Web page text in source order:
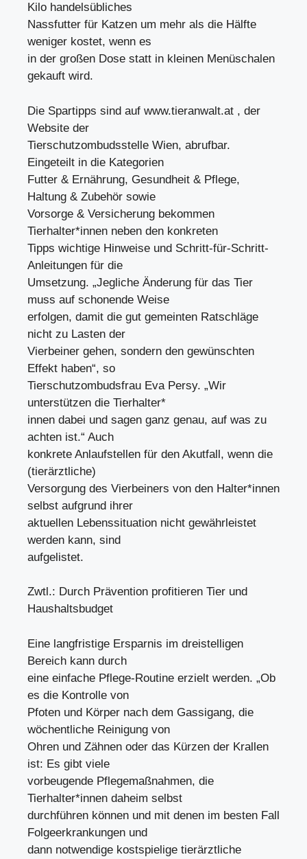
Kilo handelsübliches
Nassfutter für Katzen um mehr als die Hälfte
weniger kostet, wenn es
in der großen Dose statt in kleinen Menüschalen
gekauft wird.
Die Spartipps sind auf www.tieranwalt.at , der
Website der
Tierschutzombudsstelle Wien, abrufbar.
Eingeteilt in die Kategorien
Futter & Ernährung, Gesundheit & Pflege,
Haltung & Zubehör sowie
Vorsorge & Versicherung bekommen
Tierhalter*innen neben den konkreten
Tipps wichtige Hinweise und Schritt-für-Schritt-
Anleitungen für die
Umsetzung. „Jegliche Änderung für das Tier
muss auf schonende Weise
erfolgen, damit die gut gemeinten Ratschläge
nicht zu Lasten der
Vierbeiner gehen, sondern den gewünschten
Effekt haben“, so
Tierschutzombudsfrau Eva Persy. „Wir
unterstützen die Tierhalter*
innen dabei und sagen ganz genau, auf was zu
achten ist.“ Auch
konkrete Anlaufstellen für den Akutfall, wenn die
(tierärztliche)
Versorgung des Vierbeiners von den Halter*innen
selbst aufgrund ihrer
aktuellen Lebenssituation nicht gewährleistet
werden kann, sind
aufgelistet.
Zwtl.: Durch Prävention profitieren Tier und
Haushaltsbudget
Eine langfristige Ersparnis im dreistelligen
Bereich kann durch
eine einfache Pflege-Routine erzielt werden. „Ob
es die Kontrolle von
Pfoten und Körper nach dem Gassigang, die
wöchentliche Reinigung von
Ohren und Zähnen oder das Kürzen der Krallen
ist: Es gibt viele
vorbeugende Pflegemaßnahmen, die
Tierhalter*innen daheim selbst
durchführen können und mit denen im besten Fall
Folgeerkrankungen und
dann notwendige kostspielige tierärztliche